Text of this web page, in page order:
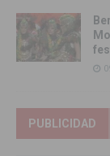
PUBLICIDAD